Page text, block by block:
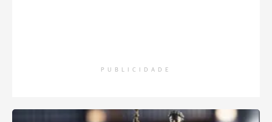
PUBLICIDADE